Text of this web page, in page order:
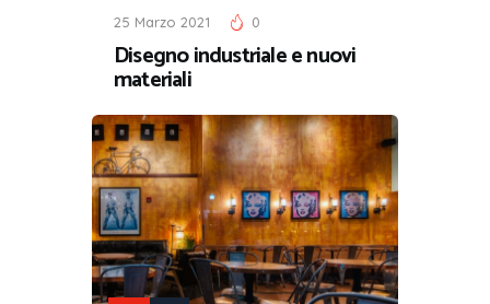
25 Marzo 2021 0
Disegno industriale e nuovi
materiali